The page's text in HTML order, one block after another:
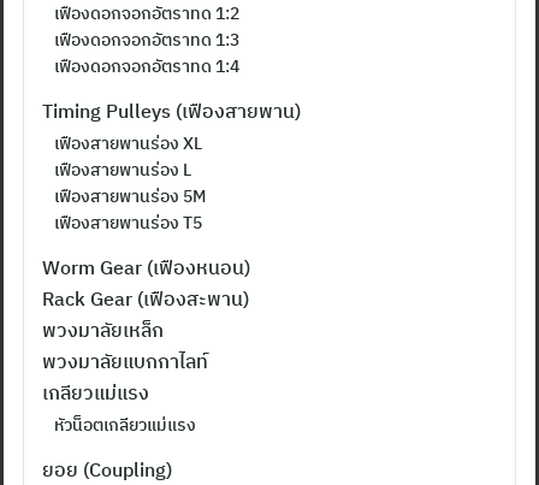
เฟืองดอกจอกอัตราทด 1:2
เฟืองดอกจอกอัตราทด 1:3
เฟืองดอกจอกอัตราทด 1:4
Timing Pulleys (เฟืองสายพาน)
เฟืองสายพานร่อง XL
เฟืองสายพานร่อง L
เฟืองสายพานร่อง 5M
เฟืองสายพานร่อง T5
Worm Gear (เฟืองหนอน)
Rack Gear (เฟืองสะพาน)
พวงมาลัยเหล็ก
พวงมาลัยแบกกาไลท์
เกลียวแม่แรง
หัวน็อตเกลียวแม่แรง
ยอย (Coupling)